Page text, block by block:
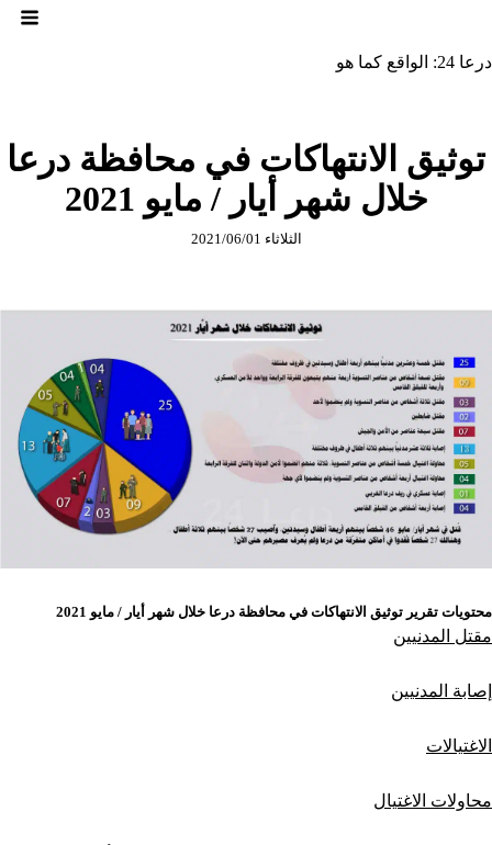
درعا 24: الواقع كما هو
توثيق الانتهاكات في محافظة درعا
خلال شهر أيار / مايو 2021
الثلاثاء 2021/06/01
محتويات تقرير توثيق الانتهاكات في محافظة درعا خلال شهر أيار / مايو 2021
مقتل المدنيين
إصابة المدنيين
الاغتيالات
محاولات الاغتيال